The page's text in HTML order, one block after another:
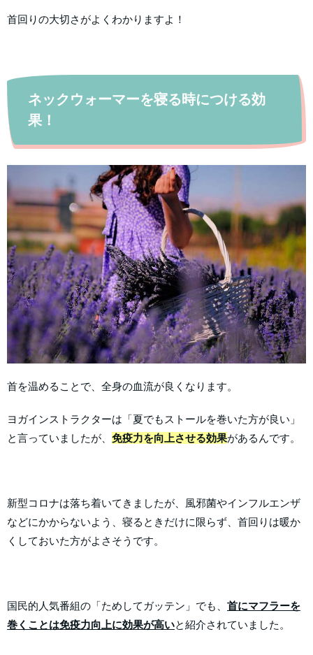
首回りの大切さがよくわかりますよ！
ネックウォーマーを寝る時につける効
果！
首を温めることで、全身の血流が良くなります。
ヨガインストラクターは「夏でもストールを巻いた方が良い」
と言っていましたが、 免疫力を向上させる効果があるんです。
新型コロナは落ち着いてきましたが、風邪菌やインフルエンザ
などにかからないよう、寝るときだけに限らず、首回りは暖か
くしておいた方がよさそうです。
国民的人気番組の「ためしてガッテン」でも、 首にマフラーを
巻くことは免疫力向上に効果が高いと紹介されていました。